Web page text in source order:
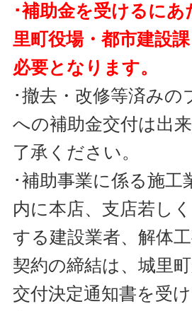
･補助金を受けるに
里町役場・都市建設
必要となります。
･撤去・改修等済みの
への補助金交付は出
了承ください。
･補助事業に係る施工
内に本店、支店若し
する建設業者、解体
契約の締結は、城里
交付決定通知書を受